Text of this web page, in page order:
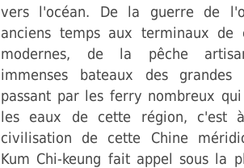
vers l'océan. De la guerre de
anciens temps aux terminaux de
modernes, de la pêche
immenses bateaux des grandes
passant par les ferry nombreux
les eaux de cette région, c'est
civilisation de cette Chine
Kum Chi-keung fait appel sous la